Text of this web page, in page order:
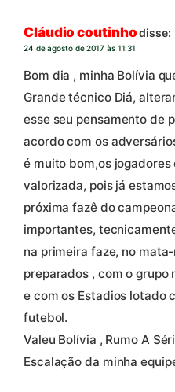
Cláudio coutinhodisse:
24 de agosto de 2017 às 11:31
Bom dia , minha Bolívia
Grande técnico Diá,
esse seu pensamento de
acordo com os
é muito bom,os
valorizada, pois já
próxima fazê do
importantes,
na primeira faze, no
preparados , com o
e com os Estadios lotado
futebol.
Valeu Bolívia , Rumo A
Escalação da minha